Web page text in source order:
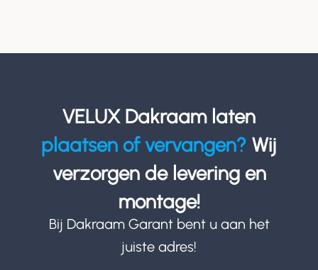
VELUX Dakraam laten
plaatsen of vervangen? Wij
verzorgen de levering en
montage!
Bij Dakraam Garant bent u aan het
juiste adres!